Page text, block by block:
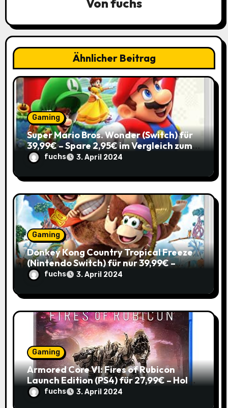
v
i
g
a
t
i
o
n
Vonfuchs
Ähnlicher Beitrag
Gaming
Super Mario Bros. Wonder (Switch) für
39,99€ – Spare 2,95€ im Vergleich zum
Normalpreis!
fuchs 3. April 2024
Gaming
Donkey Kong Country Tropical Freeze
(Nintendo Switch) für nur 39,99€ –
Spare 16% im Vergleich zum alten Preis!
fuchs 3. April 2024
Gaming
Armored Core VI: Fires of Rubicon
Launch Edition (PS4) für 27,99€ – Hol
dir den Mech-Action Spaß zum
Spitzenpreis!
fuchs 3. April 2024